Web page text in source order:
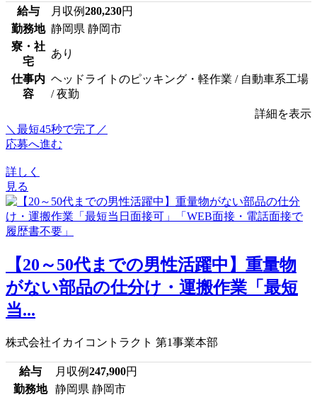
給与 月収例280,230円
勤務地 静岡県 静岡市
寮・社
宅
あり
仕事内
容
ヘッドライトのピッキング・軽作業 / 自動車系工場
/ 夜勤
詳細を表示
＼最短45秒で完了／
応募へ進む
詳しく
見る
【20～50代までの男性活躍中】重量物
がない部品の仕分け・運搬作業「最短
当...
株式会社イカイコントラクト 第1事業本部
給与 月収例247,900円
勤務地
静岡県 静岡市